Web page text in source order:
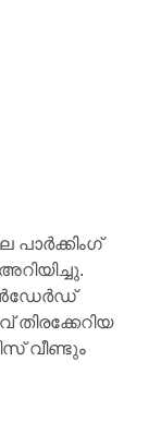
തിരക്കേറിയ
വീണ്ടും